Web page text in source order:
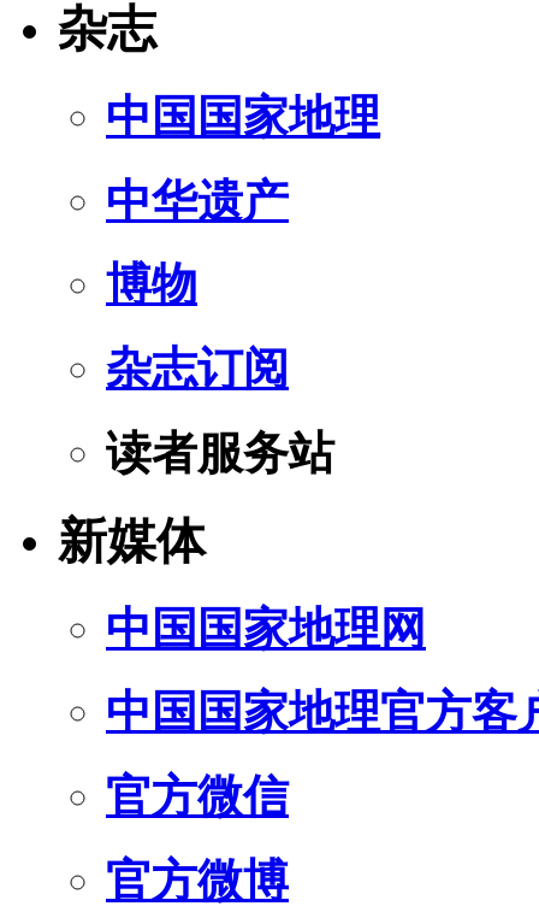
杂志
中国国家地理
中华遗产
博物
杂志订阅
读者服务站
新媒体
中国国家地理网
中国国家地理官方客
官方微信
官方微博